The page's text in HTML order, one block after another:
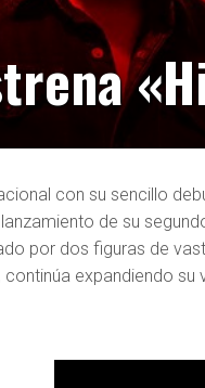
con su sencillo
de su
por dos figuras de
expandiendo su